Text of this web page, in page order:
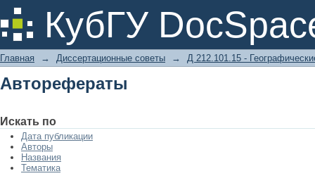
КубГУ
Авторефераты
Главная → Диссертационные советы → Д 212.101.15 -
Авторефераты
Искать по
Дата публикации
Авторы
Названия
Тематика